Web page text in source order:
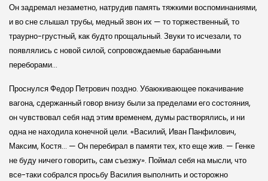
Он задремал незаметно, натрудив память тяжкими воспоминаниями,
и во сне слышал трубы, медный звон их — то торжественный, то
траурно-грустный, как будто прощальный. Звуки то исчезали, то
появлялись с новой силой, сопровождаемые барабанными
переборами…
Проснулся Федор Петрович поздно. Убаюкивающее покачивание
вагона, сдержанный говор внизу были за пределами его состояния,
он чувствовал себя над этим временем, думы растворялись, и ни
одна не находила конечной цели. «Василий, Иван Панфилович,
Максим, Костя… — Он перебирал в памяти тех, кто еще жив. — Генке
не буду ничего говорить, сам съезжу». Поймал себя на мысли, что
все-таки собрался просьбу Василия выполнить и осторожно